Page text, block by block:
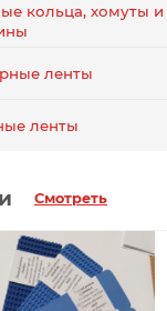
кольца, хомуты и
ленты
ленты
Смотреть